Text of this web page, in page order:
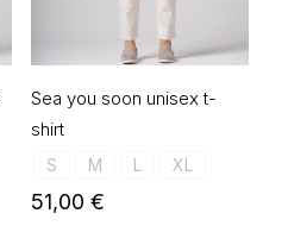
Sea you soon unisex t-
shirt
S M L XL
51,00 €